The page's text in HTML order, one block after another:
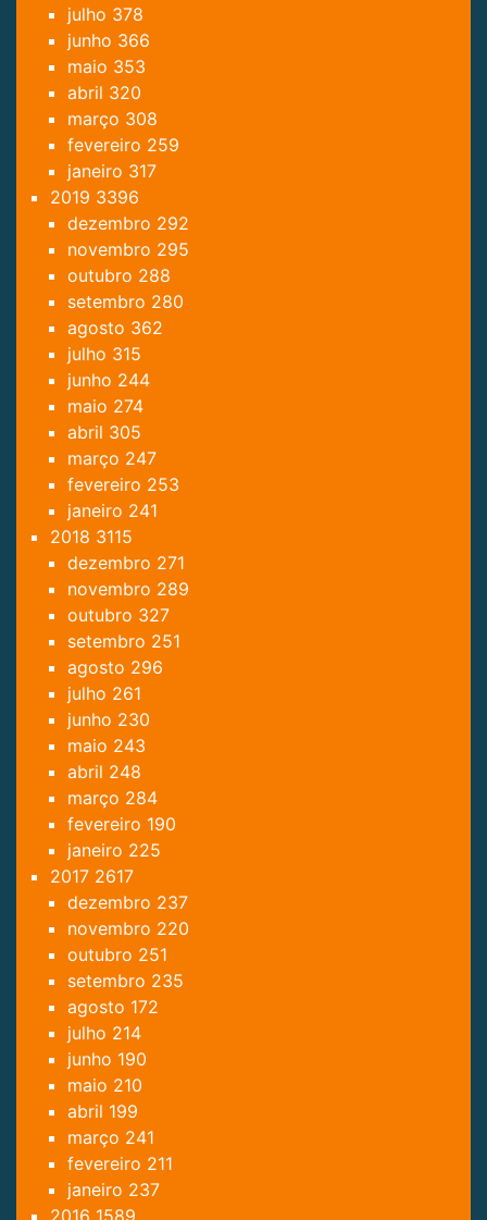
julho 378
junho 366
maio 353
abril 320
março 308
fevereiro 259
janeiro 317
2019 3396
dezembro 292
novembro 295
outubro 288
setembro 280
agosto 362
julho 315
junho 244
maio 274
abril 305
março 247
fevereiro 253
janeiro 241
2018 3115
dezembro 271
novembro 289
outubro 327
setembro 251
agosto 296
julho 261
junho 230
maio 243
abril 248
março 284
fevereiro 190
janeiro 225
2017 2617
dezembro 237
novembro 220
outubro 251
setembro 235
agosto 172
julho 214
junho 190
maio 210
abril 199
março 241
fevereiro 211
janeiro 237